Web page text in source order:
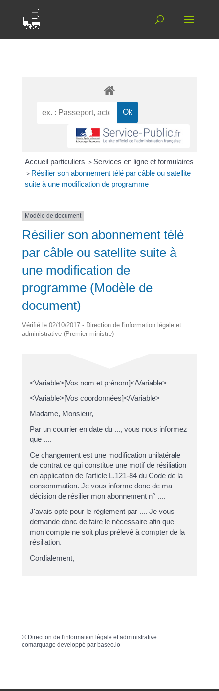
Accueil particuliers > Services en ligne et formulaires
> Résilier son abonnement télé par câble ou satellite
suite à une modification de programme
Modèle de document
Résilier son abonnement télé
par câble ou satellite suite à
une modification de
programme (Modèle de
document)
Vérifié le 02/10/2017 - Direction de l'information légale et
administrative (Premier ministre)
<Variable>[Vos nom et prénom]</Variable>
<Variable>[Vos coordonnées]</Variable>
Madame, Monsieur,
Par un courrier en date du ..., vous nous informez
que ....
Ce changement est une modification unilatérale
de contrat ce qui constitue une motif de résiliation
en application de l'article L.121-84 du Code de la
consommation. Je vous informe donc de ma
décision de résilier mon abonnement n° ....
J'avais opté pour le règlement par .... Je vous
demande donc de faire le nécessaire afin que
mon compte ne soit plus prélevé à compter de la
résiliation.
Cordialement,
© Direction de l'information légale et administrative
comarquage developpé par baseo.io